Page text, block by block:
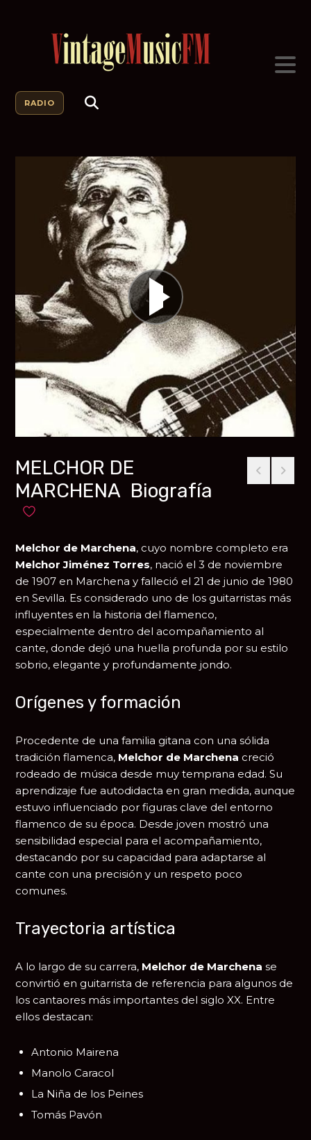
RADIO
MELCHOR DE
MARCHENA Biografía
Añadir a favoritos
Melchor de Marchena, cuyo nombre completo era
Melchor Jiménez Torres, nació el 3 de noviembre
de 1907 en Marchena y falleció el 21 de junio de 1980
enSevilla. Es considerado uno de los guitarristas más
influyentes en la historia del flamenco,
especialmente dentro del acompañamiento al
cante, donde dejó una huella profunda por su estilo
sobrio, elegante y profundamente jondo.
Orígenes y formación
Procedente de una familia gitana con una sólida
tradición flamenca, Melchor de Marchena creció
rodeado de música desde muy temprana edad. Su
aprendizaje fue autodidacta en gran medida, aunque
estuvo influenciado por figuras clave del entorno
flamenco de su época. Desde joven mostró una
sensibilidad especial para el acompañamiento,
destacando por su capacidad para adaptarse al
cante con una precisión y un respeto poco
comunes.
Trayectoria artística
A lo largo de su carrera, Melchor de Marchena se
convirtió en guitarrista de referencia para algunos de
los cantaores más importantes del siglo XX. Entre
ellos destacan:
Antonio Mairena
Manolo Caracol
La Niña de los Peines
Tomás Pavón